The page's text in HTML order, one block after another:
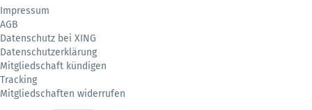
Impressum
AGB
Datenschutz bei XING
Datenschutzerklärung
Mitgliedschaft kündigen
Tracking
Mitgliedschaften widerrufen